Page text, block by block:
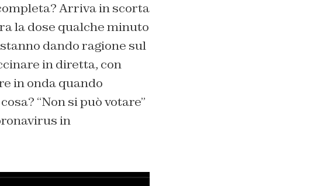
Arriva in scorta
la dose qualche minuto
dando ragione sul
in diretta, con
in onda quando
“Non si può votare”
in